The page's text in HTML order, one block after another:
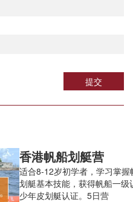
提交
香港帆船划艇营
适合8-12岁初学者，学习掌握
划艇基本技能，获得帆船一级
少年皮划艇认证。5日营